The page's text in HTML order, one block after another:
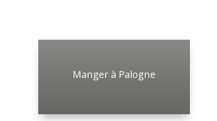
Manger à Palogne